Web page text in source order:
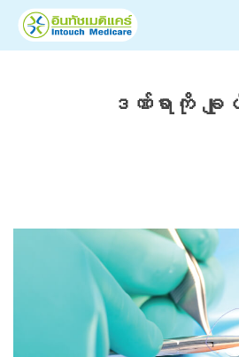
ဒဏ်ရာကို ချု